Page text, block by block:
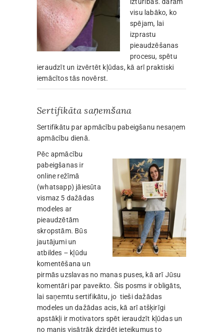
visu labāko, ko
spējam, lai
izprastu
pieaudzēšanas
procesu, spētu
ieraudzīt un izvērtēt kļūdas, kā arī praktiski
iemācītos tās novērst.
Sertifikāta saņemšana
Sertifikātu par apmācību pabeigšanu nesaņem
apmācību dienā.
Pēc apmācību
pabeigšanas ir
online režīmā
(whatsapp) jāiesūta
vismaz 5 dažādas
modeles ar
pieaudzētām
skropstām. Būs
jautājumi un
atbildes – kļūdu
komentēšana un
pirmās uzslavas no manas puses, kā arī Jūsu
komentāri par paveikto. Šis posms ir obligāts,
lai saņemtu sertifikātu, jo tieši dažādas
modeles un dažādas acis, kā arī atšķirīgi
apstākļi ir motivators spēt ieraudzīt kļūdas un
no manis visātrāk dzirdēt ieteikumus to